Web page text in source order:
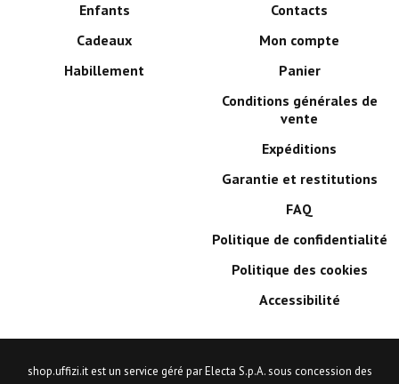
Enfants
Cadeaux
Habillement
Contacts
Mon compte
Panier
Conditions générales de
vente
Expéditions
Garantie et restitutions
FAQ
Politique de confidentialité
Politique des cookies
Accessibilité
shop.uffizi.it est un service géré par Electa S.p.A. sous concession des